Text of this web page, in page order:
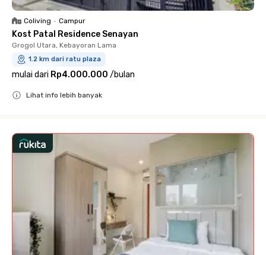
Coliving • Campur
Kost Patal Residence Senayan
Grogol Utara, Kebayoran Lama
1.2 km dari ratu plaza
mulai dari Rp4.000.000 /bulan
Lihat info lebih banyak